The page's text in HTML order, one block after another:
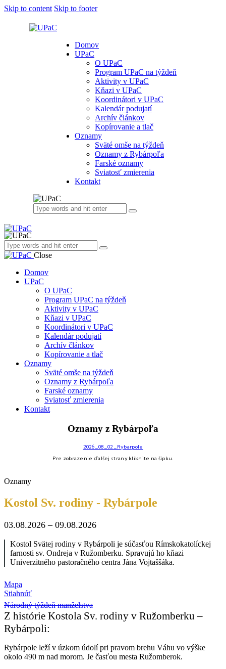
Skip to content Skip to footer
Domov
UPaC
O UPaC
Program UPaC na týždeň
Aktivity v UPaC
Kňazi v UPaC
Koordinátori v UPaC
Kalendár podujatí
Archív článkov
Kopírovanie a tlač
Oznamy
Sväté omše na týždeň
Oznamy z Rybárpoľa
Farské oznamy
Sviatosť zmierenia
Kontakt
Close
Domov
UPaC
O UPaC
Program UPaC na týždeň
Aktivity v UPaC
Kňazi v UPaC
Koordinátori v UPaC
Kalendár podujatí
Archív článkov
Kopírovanie a tlač
Oznamy
Sväté omše na týždeň
Oznamy z Rybárpoľa
Farské oznamy
Sviatosť zmierenia
Kontakt
Oznamy z Rybárpoľa
2026_08_02_Rybarpole
Pre zobrazenie ďalšej strany kliknite na šípku.
Oznamy
Kostol Sv. rodiny - Rybárpole
03.08.2026 – 09.08.2026
Kostol Svätej rodiny v Rybárpoli je súčasťou Rímskokatolíckej
farnosti sv. Ondreja v Ružomberku. Spravujú ho kňazi
Univerzitného pastoračného centra Jána Vojtaššáka.
Mapa
Stiahnúť
Národný týždeň manželstva
Z histórie Kostola Sv. rodiny v Ružomberku –
Rybárpoli:
Rybárpole leží v úzkom údolí pri pravom brehu Váhu vo výške
okolo 490 m nad morom. Je časťou mesta Ružomberok.